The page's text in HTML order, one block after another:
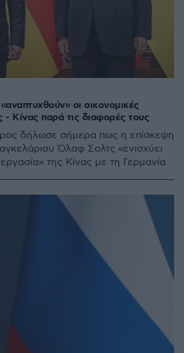
οι οικονομικές
- Κίνας παρά τις διαφορές τους
δήλωσε σήμερα πως η επίσκεψη
Όλαφ Σολτς «ενισχύει
της Κίνας με τη Γερμανία